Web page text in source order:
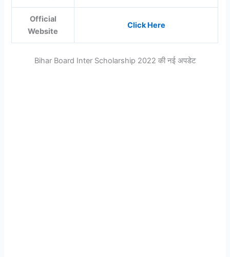
Official
Website
Click Here
Bihar Board Inter Scholarship 2022 की नई अपडेट